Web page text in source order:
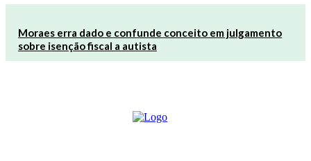
Moraes erra dado e confunde conceito em julgamento
sobre isenção fiscal a autista